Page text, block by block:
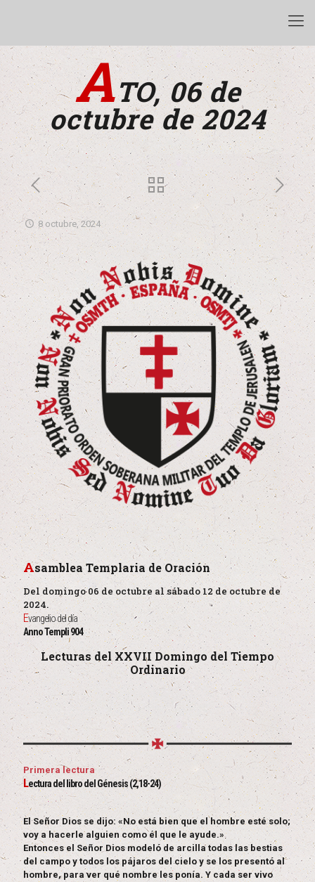
ATO, 06 de
octubre de 2024
8 octubre, 2024
Asamblea Templaria de Oración
Del domingo 06 de octubre al sábado 12 de octubre de
2024.
Evangelio del día
Anno Templi 904
Lecturas del XXVII Domingo del Tiempo
Ordinario
Primera lectura
Lectura del libro del Génesis (2,18-24)
El Señor Dios se dijo: «No está bien que el hombre esté solo;
voy a hacerle alguien como él que le ayude.»
Entonces el Señor Dios modeló de arcilla todas las bestias
del campo y todos los pájaros del cielo y se los presentó al
hombre, para ver qué nombre les ponía. Y cada ser vivo